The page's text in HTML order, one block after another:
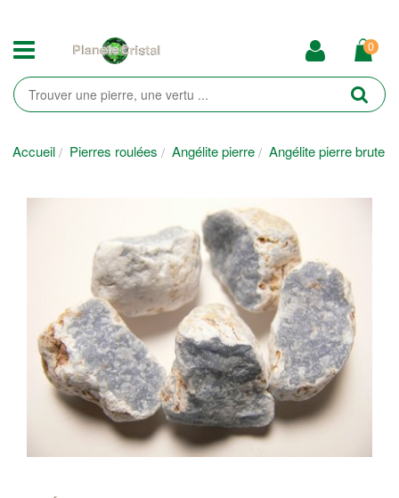
0
Accueil Pierres roulées Angélite pierre Angélite pierre brute